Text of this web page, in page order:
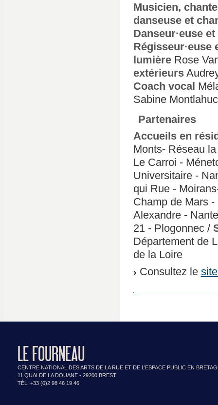
Musicien,
danseuse et
Danseur·euse
Régisseur·euse
lumièreRose
extérieurs
Coach vocal
Sabine Montlahuc
Partenaires
Accueils en
Monts- Réseau
Le Carroi -
Universitaire -
qui Rue -
Champ de Mars
Alexandre -
21 - Plogonnec /
Département de
de la Loire
Consultez le
LE FOURNEAU
CENTRE NATIONAL DES ARTS DE LA RUE ET DE L’ESPACE PUBLIC EN
11 QUAI DE LA DOUANE - 29200 BREST
TÉL. +33 (0)2 98 46 19 46